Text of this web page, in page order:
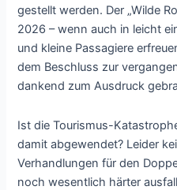
gestellt werden. Der „Wilde
2026 – wenn auch in leicht
und kleine Passagiere
dem Beschluss zur
dankend zum Ausdruck
Ist die Tourismus-
damit abgewendet? Leider
Verhandlungen für den
noch wesentlich härter